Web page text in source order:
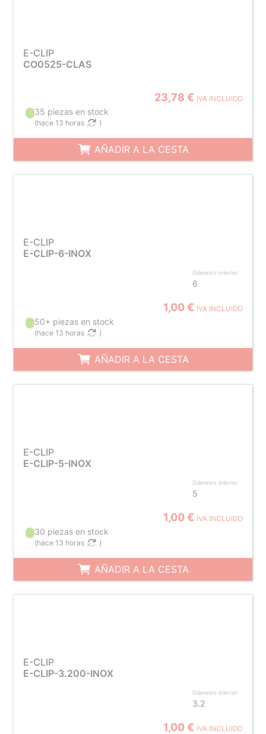
E-CLIP
CO0525-CLAS
23,78 € IVA INCLUIDO
35 piezas en stock
(hace 13 horas )
AÑADIR A LA CESTA
E-CLIP
E-CLIP-6-INOX
Diámetro interior
6
1,00 € IVA INCLUIDO
50+ piezas en stock
(hace 13 horas )
AÑADIR A LA CESTA
E-CLIP
E-CLIP-5-INOX
Diámetro interior
5
1,00 € IVA INCLUIDO
30 piezas en stock
(hace 13 horas )
AÑADIR A LA CESTA
E-CLIP
E-CLIP-3.200-INOX
Diámetro interior
3.2
1,00 € IVA INCLUIDO